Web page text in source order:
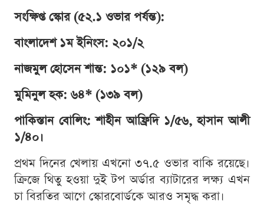
সংক্ষিপ্ত স্কোর (৫২.১ ওভার পর্যন্ত):
বাংলাদেশ ১ম ইনিংস: ২০১/২
নাজমুল হোসেন শান্ত: ১০১* (১২৯ বল)
মুমিনুল হক: ৬৪* (১৩৯ বল)
পাকিস্তান বোলিং: শাহীন আফ্রিদি ১/৫৬, হাসান আলী
১/৪০।
প্রথম দিনের খেলায় এখনো ৩৭.৫ ওভার বাকি রয়েছে।
ক্রিজে থিতু হওয়া দুই টপ অর্ডার ব্যাটারের লক্ষ্য এখন
চা বিরতির আগে স্কোরবোর্ডকে আরও সমৃদ্ধ করা।